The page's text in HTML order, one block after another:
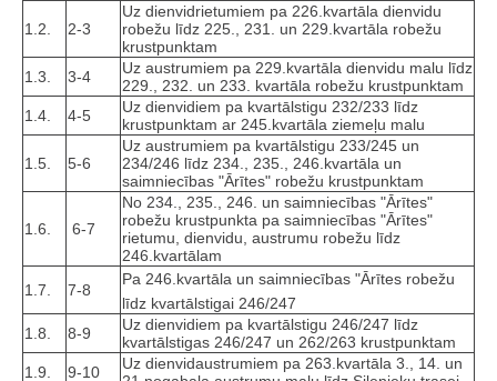
1.2. 2-3
Uz dienvidrietumiem pa 226.kvartāla dienvidu
robežu līdz 225., 231. un 229.kvartāla robežu
krustpunktam
1.3.
3-4
Uz austrumiem pa 229.kvartāla dienvidu malu līdz
229., 232. un 233. kvartāla robežu krustpunktam
1.4.
4-5
Uz dienvidiem pa kvartālstigu 232/233 līdz
krustpunktam ar 245.kvartāla ziemeļu malu
1.5. 5-6
Uz austrumiem pa kvartālstigu 233/245 un
234/246 līdz 234., 235., 246.kvartāla un
saimniecības "Ārītes" robežu krustpunktam
1.6. 6-7
No 234., 235., 246. un saimniecības "Ārītes"
robežu krustpunkta pa saimniecības "Ārītes"
rietumu, dienvidu, austrumu robežu līdz
246.kvartālam
1.7.
7-8
Pa 246.kvartāla un saimniecības "Ārītes robežu
līdz kvartālstigai 246/247
1.8.
8-9
Uz dienvidiem pa kvartālstigu 246/247 līdz
kvartālstigas 246/247 un 262/263 krustpunktam
1.9.
9-10
Uz dienvidaustrumiem pa 263.kvartāla 3., 14. un